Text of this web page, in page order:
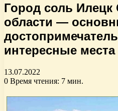
Город соль Илецк
области —
интересные места
13.07.2022
0 Время чтения: 7 мин.